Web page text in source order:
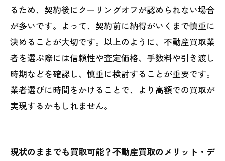
るため、契約後にクーリングオフが認められない場合
が多いです。よって、契約前に納得がいくまで慎重に
決めることが大切です。以上のように、不動産買取業
者を選ぶ際には信頼性や査定価格、手数料や引き渡し
時期などを確認し、慎重に検討することが重要です。
業者選びに時間をかけることで、より高額での買取が
実現するかもしれません。
現状のままでも買取可能？不動産買取のメリット・デ